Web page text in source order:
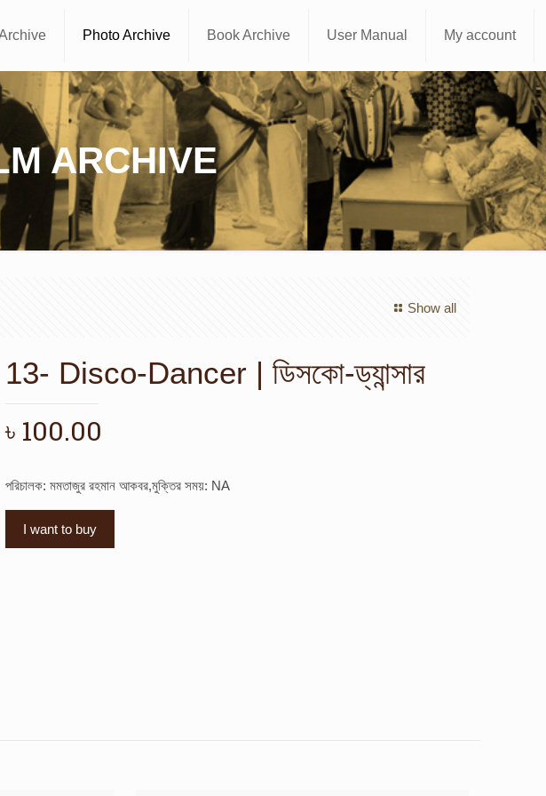
Photo Archive Book Archive User Manual My account
ARCHIVE
Show all
13- Disco-Dancer | ডিসকো-ড্যান্সার
৳ 100.00
পরিচালক: মমতাজুর রহমান আকবর,মুক্তির সময়: NA
I want to buy